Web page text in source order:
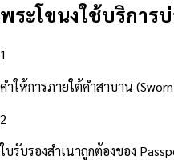
พระโขนงใช้บริการ
1
คำให้การภายใต้คำสาบาน
2
ใบรับรองสำเนาถูกต้องของ